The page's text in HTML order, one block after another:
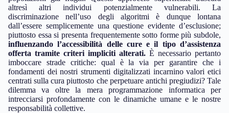
altresì altri individui potenzialmente vulnerabili. La
discriminazione nell’uso degli algoritmi è dunque lontana
dall’essere semplicemente una questione evidente d’esclusione;
piuttosto essa si presenta frequentemente sotto forme più subdole,
influenzando l’accessibilità delle cure e il tipo d’assistenza
offerta tramite criteri impliciti alterati. È necessario pertanto
imboccare strade critiche: qual è la via per garantire che i
fondamenti dei nostri strumenti digitalizzati incarnino valori etici
centrati sulla cura piuttosto che perpetuare antichi pregiudizi? Tale
dilemma va oltre la mera programmazione informatica per
intrecciarsi profondamente con le dinamiche umane e le nostre
responsabilità collettive.